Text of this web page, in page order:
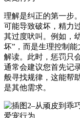
理解是纠正的第一步
可能导致破坏，精力
其过度吠叫。例如，
坏”，而是生理控制
解读。此时，惩罚只
通常会建议您首先记
般寻找规律，这能帮
是其他需求。